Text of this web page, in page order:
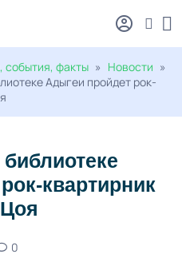
события, факты » Новости »
Адыгеи пройдет рок-
квартирник
0